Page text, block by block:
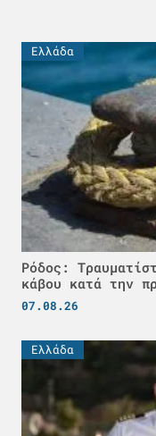
Ελλάδα
Ρόδος:
κάβου κατά την
07.08.26
Ελλάδα